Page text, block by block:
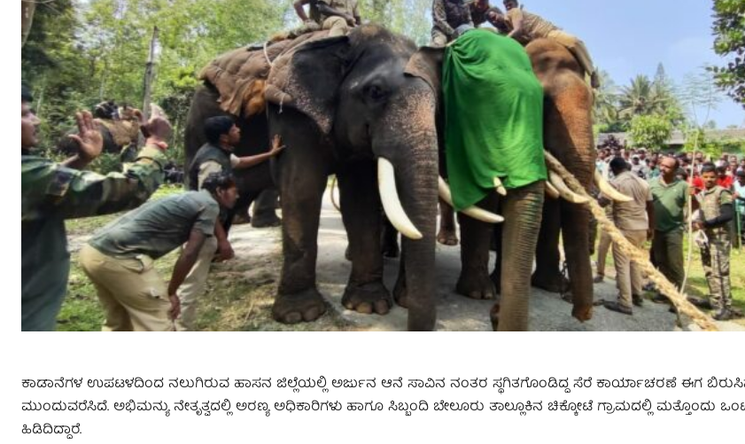
ಕಾಡಾನೆಗಳ ಉಪಟಳದಿಂದ ನಲುಗಿರುವ ಹಾಸನ ಜಿಲ್ಲೆಯಲ್ಲಿ ಅರ್ಜುನ ಆನೆ ಸಾವಿನ ನಂತರ ಸ್ಥಗಿತಗೊಂಡಿದ್ದ ಸೆರೆ ಕಾರ್ಯಾಚರಣೆ ಈಗ
ಮುಂದುವರೆಸಿದೆ. ಅಭಿಮನ್ಯು ನೇತೃತ್ವದಲ್ಲಿ ಅರಣ್ಯ ಅಧಿಕಾರಿಗಳು ಹಾಗೂ ಸಿಬ್ಬಂದಿ ಬೇಲೂರು ತಾಲ್ಲೂಕಿನ ಚಿಕ್ಕೋಟೆ ಗ್ರಾಮದಲ್ಲಿ ಮತ್ತೊಂದು
ಹಿಡಿದಿದ್ದಾರೆ.